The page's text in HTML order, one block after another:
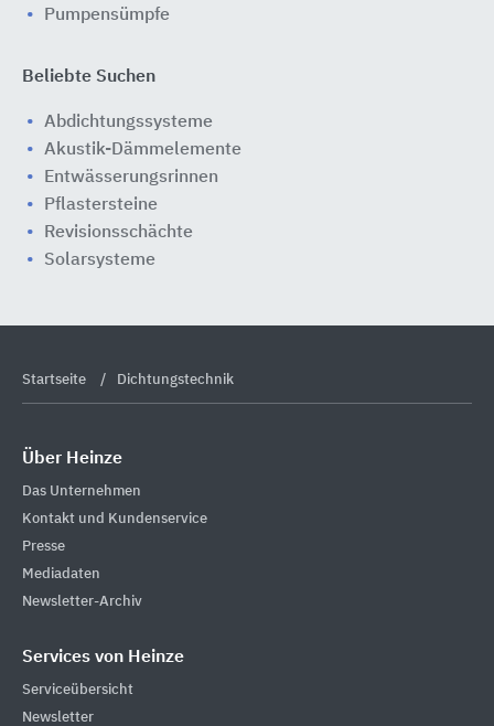
Pumpensümpfe
Beliebte Suchen
Abdichtungssysteme
Akustik-Dämmelemente
Entwässerungsrinnen
Pflastersteine
Revisionsschächte
Solarsysteme
Startseite Dichtungstechnik
Über Heinze
Das Unternehmen
Kontakt und Kundenservice
Presse
Mediadaten
Newsletter-Archiv
Services von Heinze
Serviceübersicht
Newsletter